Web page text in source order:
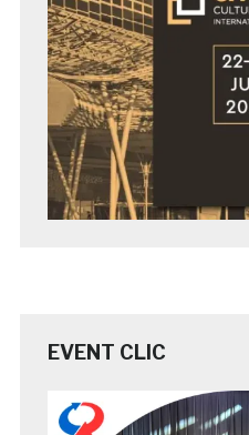
EVENT CLIC